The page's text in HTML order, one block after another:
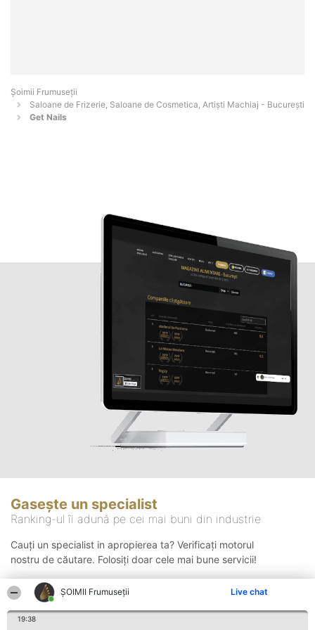
ȘOIMII Frumuseții Live chat
19:38
Șoimii Frumuseții
Saloane de Frizerie, Saloane de Cosmetica, Artiști Machiaj - Bucureşti
Get Nails
Gasește un specialist
Ranking-ul îi adună pe cei mai buni din industrie
Cauți un specialist in apropierea ta? Verificați motorul
nostru de căutare. Folosiți doar cele mai bune servicii!